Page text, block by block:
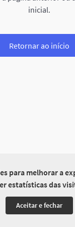
para melhorar a
estatísticas das
Aceitar e fechar
inicial.
Retornar ao início